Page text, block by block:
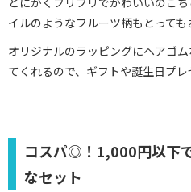
イルのようなフルーツ柄もとっても
オリジナルのラッピングにヘアゴ
てくれるので、ギフトや誕生日プレ
コスパ◎！1,000円以下
なセット